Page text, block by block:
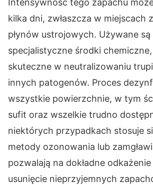
Intensywność tego zapachu
kilka dni, zwłaszcza w miejscach
płynów ustrojowych. Używane są
specjalistyczne środki
skuteczne w neutralizowaniu
innych patogenów. Proces
wszystkie powierzchnie, w tym
sufit oraz wszelkie trudno
niektórych przypadkach stosuje
metody ozonowania lub
pozwalają na dokładne
usunięcie nieprzyjemnych